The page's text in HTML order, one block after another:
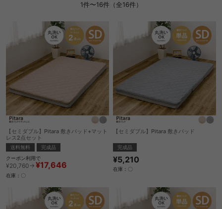
1件〜16件（全16件）
【セミダブル】Pitara 敷きパッド+マット
レス2点セット
送料無料
完成品
クーポン利用で
¥20,760→ ¥17,646
在庫：〇
【セミダブル】Pitara 敷きパッド
完成品
¥5,210
在庫：〇